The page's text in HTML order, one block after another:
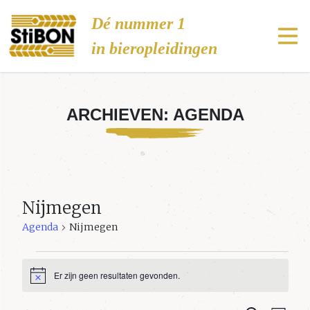
Stibon
Dé nummer 1
in bieropleidingen
ARCHIEVEN: AGENDA
Nijmegen
Agenda Nijmegen
BerichtEr zijn geen resultaten gevonden.